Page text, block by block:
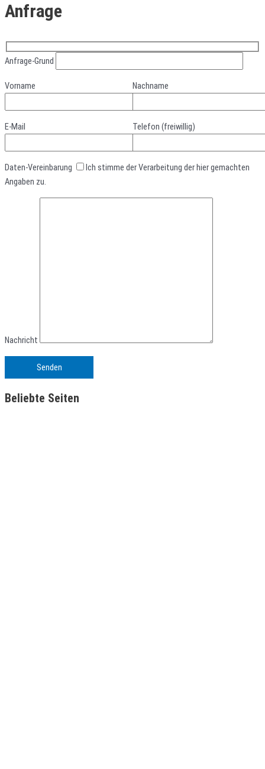
Anfrage
Anfrage-Grund
Vorname Nachname
E-Mail Telefon (freiwillig)
Daten-Vereinbarung
Ich stimme der Verarbeitung der hier gemachten
Angaben zu.
Nachricht
Beliebte Seiten